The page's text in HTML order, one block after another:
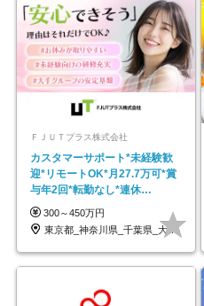
ＦＪＵＴプラス株式会社
カスタマーサポート*未経験歓
迎*リモートOK*月27.7万可*賞
与年2回*転勤なし*連休
OK/ZE010232
300～450万円
東京都_神奈川県_千葉県_大阪府_愛知県…